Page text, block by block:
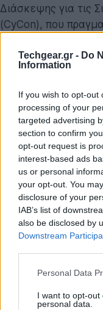
Techgear.gr - Do
Information
If you wish to opt-out
processing of your
targeted advertising
section to confirm
opt-out request is
interest-based ads
us or personal
your opt-out. You
disclosure of your
IAB’s list of
also be disclosed by
Downstream
Please note that this
not limited to your
Personal Data
I want to opt-
personal data.
Διάσκεψης για τις
(CyCon), που
ΝΑΤΟ και του
ΝΑΤΟ;
Μέσω αυτών των
διάλογος, η
πρακτικών, καθώς
την αντιμετώπιση
Η αποτροπή και η
ψηφιακό τομέα δεν
υλικό και
πρότυπα
Kingombe,
Μετασχηματισμό.
καθώς κρίσιμες
λειτουργία των